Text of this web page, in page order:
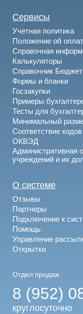
Сервисы
Учетная политика
Положение об
Справочная
Калькуляторы
Справочник
Формы и бланки
Госзакупки
Примеры
Тесты для
Минимальный
Соответствие
ОКВЭД
Административная
учреждений и их
О системе
Отзывы
Партнеры
Подключение к
Помощь
Управление
Открытки
Отдел продаж
8 (952)
круглосуточно